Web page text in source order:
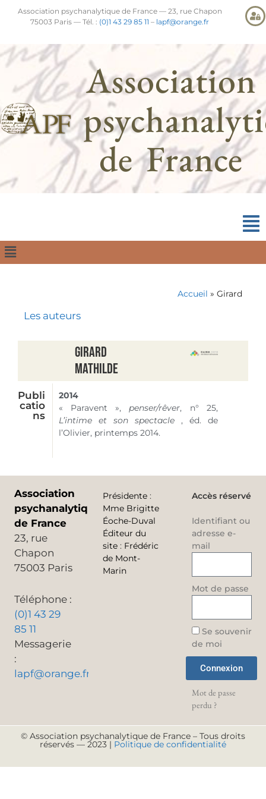
Association psychanalytique de France — 23, rue Chapon
75003 Paris — Tél. : (0)1 43 29 85 11 – lapf@orange.fr
Association
de France
Accueil » Girard
Les auteurs
Girard
Mathilde
Publi
catio
ns
2014
« Paravent »,penser/rêver, n° 25,
L’intime et son spectacle , éd. de
l’Olivier, printemps 2014.
Association
psychanalytique
de France
23, rue
Chapon
75003 Paris
Téléphone :
(0)1 43 29
85 11
Messagerie
:
lapf@orange.fr
Présidente :
Mme Brigitte
Éoche-Duval
Éditeur du
site : Frédéric
de Mont-
Marin
Accès réservé
Identifiant ou
adresse e-
mail
Mot de passe
Se souvenir
de moi
Connexion
Mot de passe
perdu ?
© Association psychanalytique de France – Tous droits
réservés — 2023 | Politique de confidentialité